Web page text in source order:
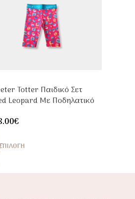
Totter Παιδικό Σετ
Leopard Με Ποδηλατικό
€